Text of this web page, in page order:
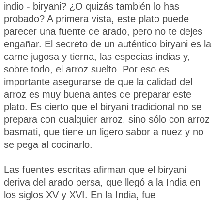
indio - biryani? ¿O quizás también lo has
probado? A primera vista, este plato puede
parecer una fuente de arado, pero no te dejes
engañar. El secreto de un auténtico biryani es la
carne jugosa y tierna, las especias indias y,
sobre todo, el arroz suelto. Por eso es
importante asegurarse de que la calidad del
arroz es muy buena antes de preparar este
plato. Es cierto que el biryani tradicional no se
prepara con cualquier arroz, sino sólo con arroz
basmati, que tiene un ligero sabor a nuez y no
se pega al cocinarlo.
Las fuentes escritas afirman que el biryani
deriva del arado persa, que llegó a la India en
los siglos XV y XVI. En la India, fue